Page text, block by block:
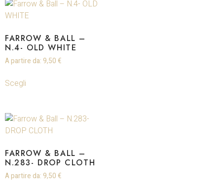
FARROW & BALL –
N.4- OLD WHITE
A partire da: 9,50 €
Scegli
FARROW & BALL –
N.283- DROP CLOTH
A partire da: 9,50 €